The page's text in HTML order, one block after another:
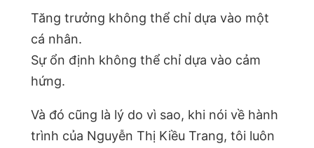
Tăng trưởng không thể chỉ dựa vào một
cá nhân.
Sự ổn định không thể chỉ dựa vào cảm
hứng.
Và đó cũng là lý do vì sao, khi nói về hành
trình của Nguyễn Thị Kiều Trang, tôi luôn